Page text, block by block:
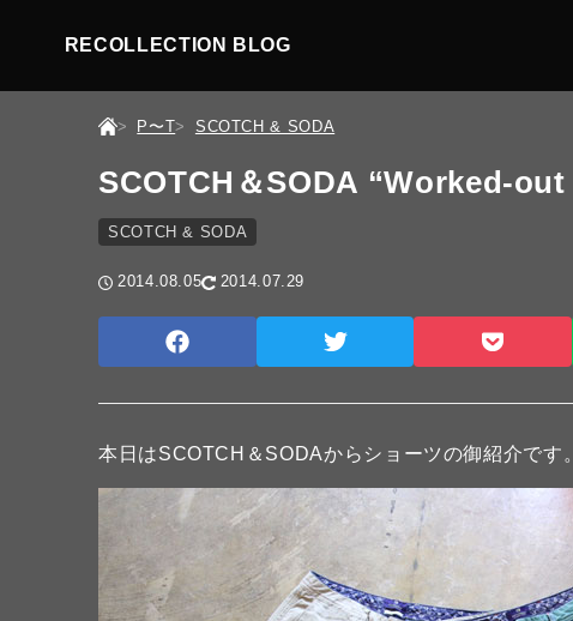
RECOLLECTION BLOG
P〜T SCOTCH & SODA
SCOTCH＆SODA “Worked-
SCOTCH & SODA
2014.08.05 2014.07.29
本日はSCOTCH＆SODAからショーツの御紹介です。